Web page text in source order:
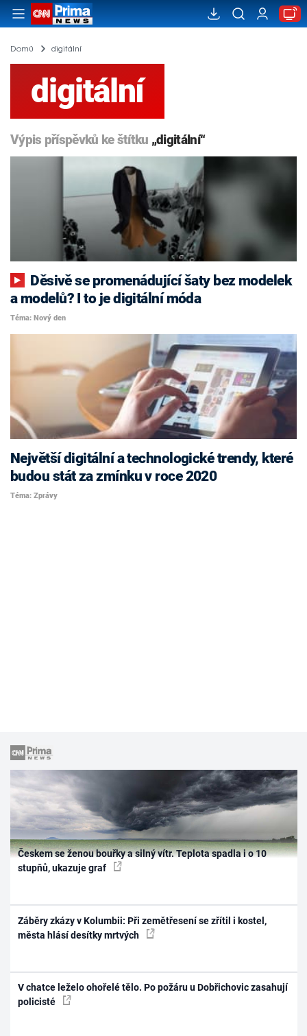
Domů digitální
digitální
Výpis příspěvků ke štítku „digitální“
a modelů? I to je digitální móda
Téma: Nový den
Největší digitální a technologické trendy, které
budou stát za zmínku v roce 2020
Téma: Zprávy
Českem se ženou bouřky a silný vítr. Teplota spadla i o 10
stupňů, ukazuje graf
Záběry zkázy v Kolumbii: Při zemětřesení se zřítil i kostel,
města hlásí desítky mrtvých
V chatce leželo ohořelé tělo. Po požáru u Dobřichovic zasahují
policisté